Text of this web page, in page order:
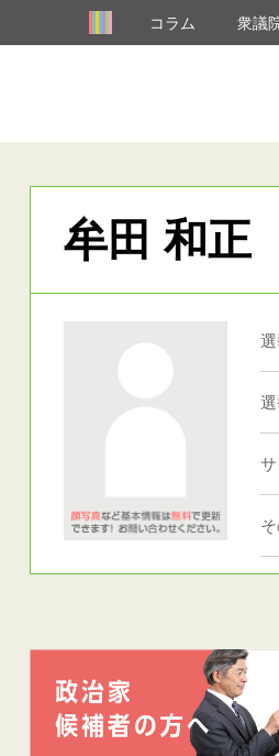
コラム 衆議
牟田 和正
サ